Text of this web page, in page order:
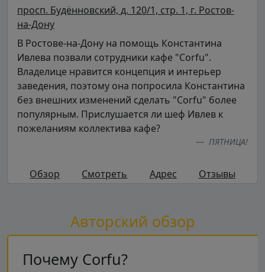
просп. Будённовский, д. 120/1, стр. 1, г. Ростов-
на-Дону
В Ростове-на-Дону на помощь Константина
Ивлева позвали сотрудники кафе "Corfu".
Владелице нравится концепция и интерьер
заведения, поэтому она попросила Константина
без внешних изменений сделать "Corfu" более
популярным. Прислушается ли шеф Ивлев к
пожеланиям коллектива кафе?
ПЯТНИЦА!
Обзор Смотреть Адрес Отзывы
Авторский обзор
Почему Corfu?